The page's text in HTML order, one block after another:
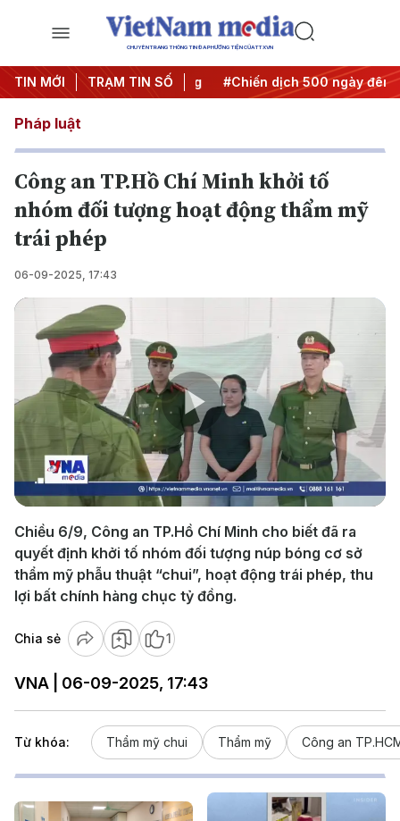
CHUYÊN TRANG THÔNG TIN ĐA PHƯƠNG TIỆN CỦA TTXVN
TIN MỚI TRẠM TIN SỐ
quyết thành hành động #Chiến dịch 500 ngày đêm
Pháp luật
Công an TP.Hồ Chí Minh khởi tố
nhóm đối tượng hoạt động thẩm mỹ
trái phép
06-09-2025, 17:43
Play
Video
Chiều 6/9, Công an TP.Hồ Chí Minh cho biết đã ra
quyết định khởi tố nhóm đối tượng núp bóng cơ sở
thẩm mỹ phẫu thuật “chui”, hoạt động trái phép, thu
lợi bất chính hàng chục tỷ đồng.
Chia sẻ 1
VNA | 06-09-2025, 17:43
Từ khóa: Thẩm mỹ chui Thẩm mỹ Công an